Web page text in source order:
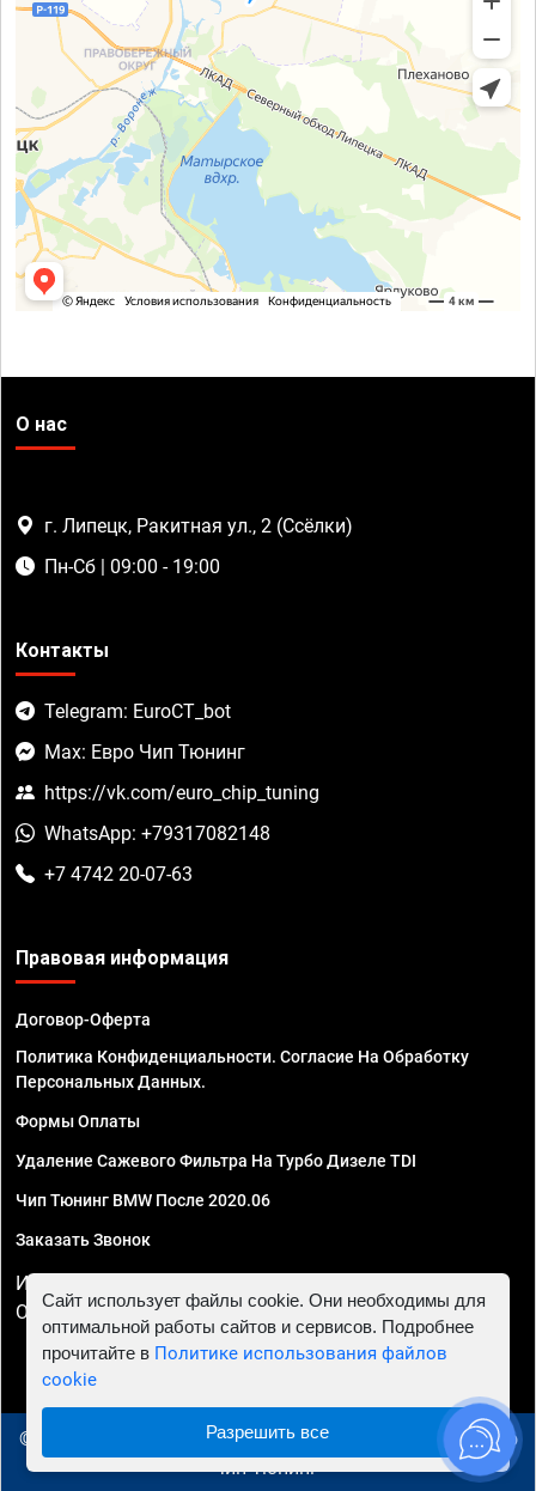
О нас
г. Липецк, Ракитная ул., 2 (Ссёлки)
Пн-Сб | 09:00 - 19:00
Контакты
Telegram: EuroCT_bot
Max: Евро Чип Тюнинг
https://vk.com/euro_chip_tuning
WhatsApp: +79317082148
+7 4742 20-07-63
Правовая информация
Договор-Оферта
Политика Конфиденциальности. Согласие На Обработку
Персональных Данных.
Формы Оплаты
Удаление Сажевого Фильтра На Турбо Дизеле TDI
Чип Тюнинг BMW После 2020.06
Заказать Звонок
ИП Смирнов Георгий Павлович. ИНН 781302555843,
ОГРНИП 324470400032610
© 2010 - 2026 Чип тюнинг в Липецке - Автосервис "Евро
Чип Тюнинг"
Сайт использует файлы cookie. Они необходимы для
оптимальной работы сайтов и сервисов. Подробнее
прочитайте в Политике использования файлов
cookie
Разрешить все